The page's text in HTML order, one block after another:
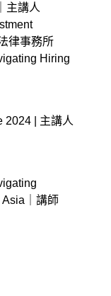
主講人
律事務所
Hiring
2024 | 主講人
｜講師